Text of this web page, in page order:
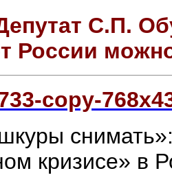
С.П.
России
кризисе» в